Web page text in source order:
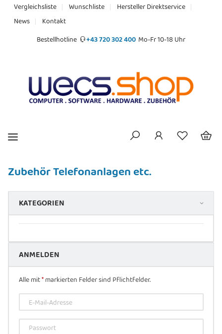
Vergleichsliste Wunschliste
Hersteller Direktservice
News
Kontakt
Bestellhotline
+43 720 302 400 Mo-Fr 10-18 Uhr
Zubehör Telefonanlagen etc.
KATEGORIEN
ANMELDEN
Alle mit*markierten Felder sind Pflichtfelder.
E-Mail-Adresse
Passwort